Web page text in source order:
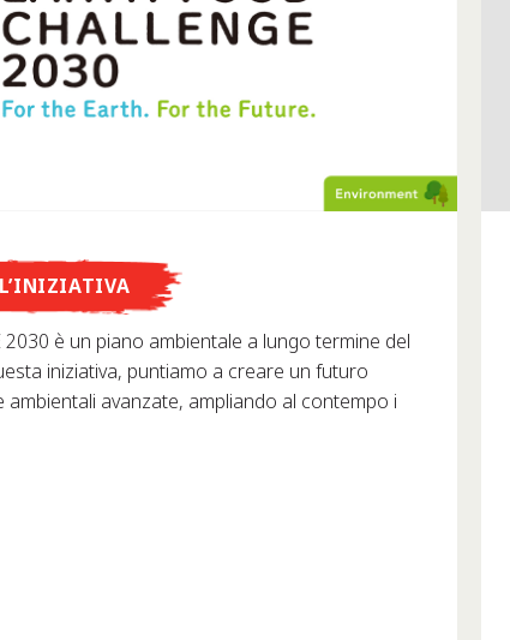
2030 è un piano ambientale a lungo termine del
iniziativa, puntiamo a creare un futuro
avanzate, ampliando al contempo i
in Germania nel 1993?